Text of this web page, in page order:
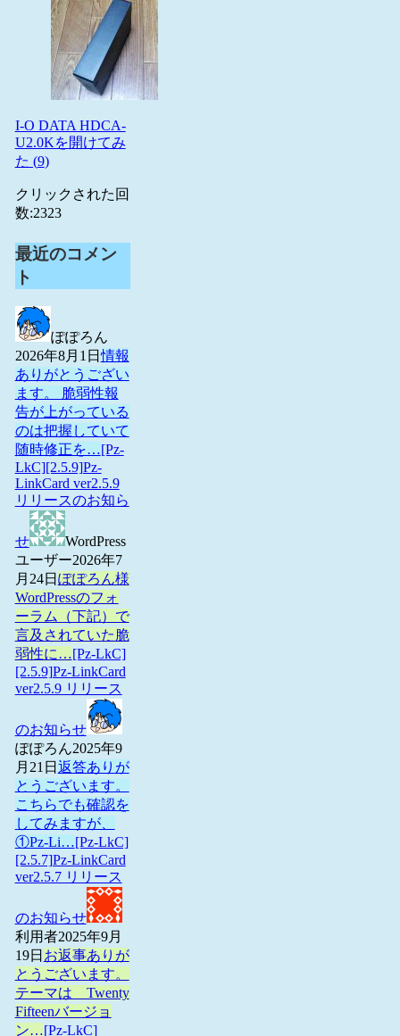
I-O DATA HDCA-
U2.0Kを開けてみ
た (9)
クリックされた回
数:2323
最近のコメン
ト
ぽぽろん
2026年8月1日情報
ありがとうござい
ます。 脆弱性報
告が上がっている
のは把握していて
随時修正を…[Pz-
LkC][2.5.9]Pz-
LinkCard ver2.5.9
リリースのお知ら
せ
WordPress
ユーザー2026年7
月24日 ぽぽろん様
WordPressのフォ
ーラム（下記）で
言及されていた脆
弱性に…[Pz-LkC]
[2.5.9]Pz-LinkCard
ver2.5.9 リリース
のお知らせ
ぽぽろん2025年9
月21日 返答ありが
とうございます。
こちらでも確認を
してみますが、
①Pz-Li…[Pz-LkC]
[2.5.7]Pz-LinkCard
ver2.5.7 リリース
のお知らせ
利用者2025年9月
19日 お返事ありが
とうございます。
テーマは Twenty
Fifteenバージョ
ン…[Pz-LkC]